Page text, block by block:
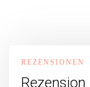
REZENSIONEN
Rezension